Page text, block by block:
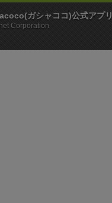
ガシャココ)公式アプリ
Corporation